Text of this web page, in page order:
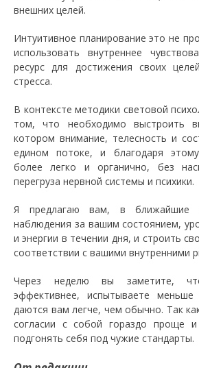
внешних целей.
Интуитивное планирование это не
использовать внутреннее
ресурс для достижения своих
стресса.
В контексте методики световой
том, что необходимо выстроить
котором внимание, телесность и
едином потоке, и благодаря
более легко и органично, без
перегруза нервной системы и психики.
Я предлагаю вам, в ближайшие
наблюдения за вашим состоянием,
и энергии в течении дня, и строить
соответствии с вашими внутренними
Через неделю вы заметите,
эффективнее, испытываете
даются вам легче, чем обычно. Так
согласии с собой гораздо проще
подгонять себя под чужие стандарты.